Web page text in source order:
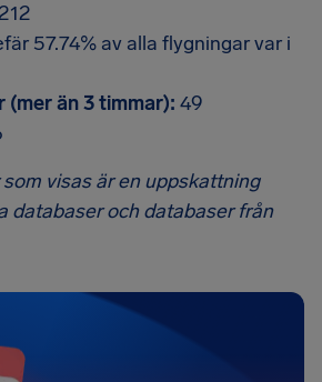
57.74% av alla flygningar var i
än 3 timmar): 49
visas är en uppskattning
databaser och databaser från